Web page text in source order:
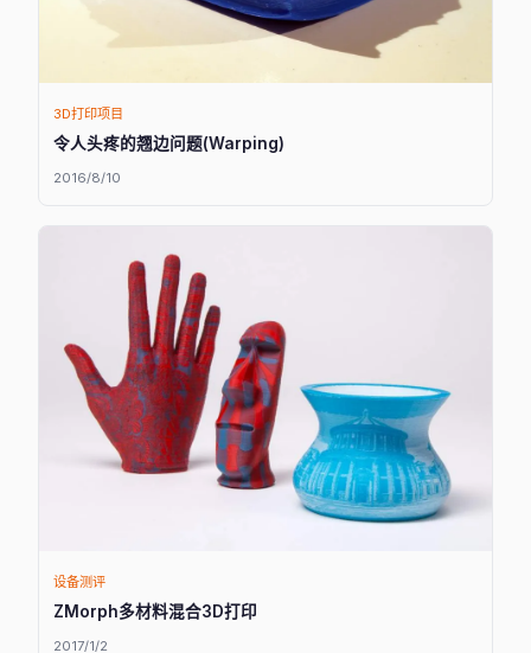
3D打印项目
令人头疼的翘边问题(Warping)
2016/8/10
设备测评
ZMorph多材料混合3D打印
2017/1/2